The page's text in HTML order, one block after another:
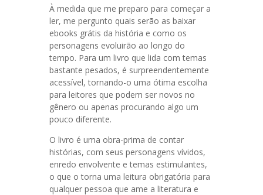
À medida que me preparo para começar a
ler, me pergunto quais serão as baixar
ebooks grátis da história e como os
personagens evoluirão ao longo do
tempo. Para um livro que lida com temas
bastante pesados, é surpreendentemente
acessível, tornando-o uma ótima escolha
para leitores que podem ser novos no
gênero ou apenas procurando algo um
pouco diferente.
O livro é uma obra-prima de contar
histórias, com seus personagens vívidos,
enredo envolvente e temas estimulantes,
o que o torna uma leitura obrigatória para
qualquer pessoa que ame a literatura e